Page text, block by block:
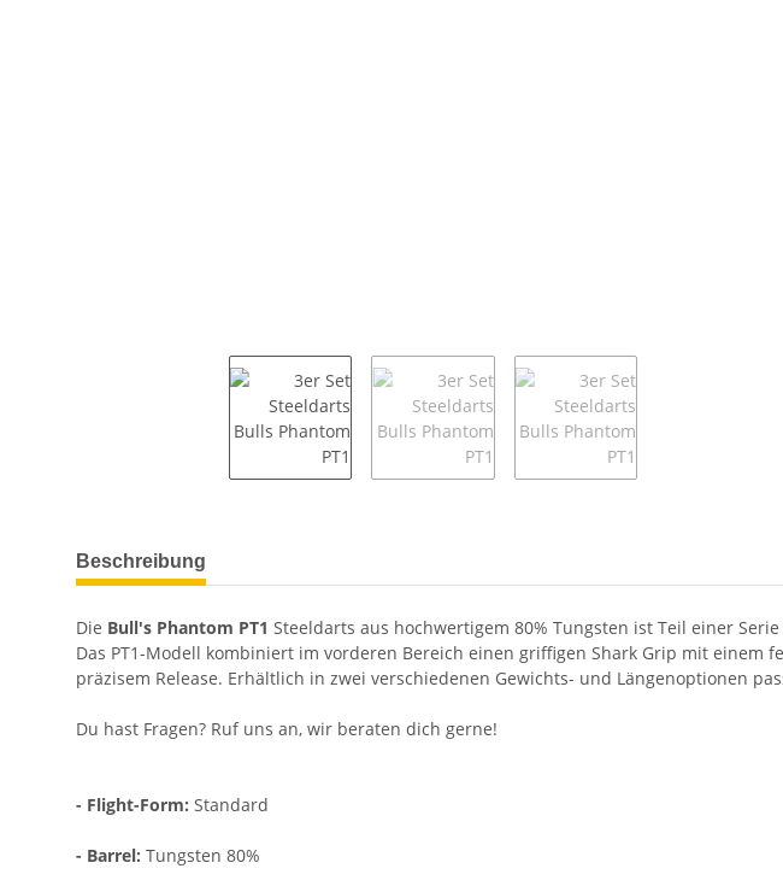
weitere Registerkarten anzeigen
Beschreibung
Die Bull's Phantom PT1 Steeldarts aus hochwertigem 80% Tungsten ist Teil einer
Das PT1-Modell kombiniert im vorderen Bereich einen griffigen Shark Grip mit
präzisem Release. Erhältlich in zwei verschiedenen Gewichts- und Längenoptionen
Du hast Fragen? Ruf uns an, wir beraten dich gerne!
- Flight-Form: Standard
- Barrel: Tungsten 80%